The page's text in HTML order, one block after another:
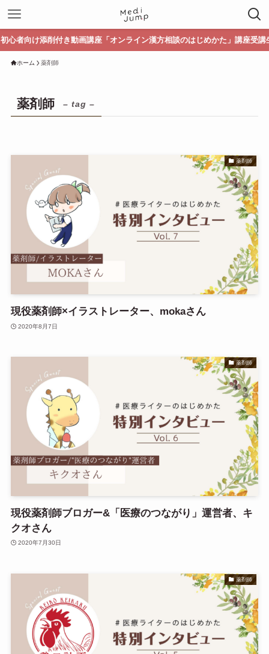
削付き動画講座「オンライン漢方相談のはじめかた」講座受講生募集中！
ホーム 薬剤師
薬剤師 – tag –
薬剤師
現役薬剤師×イラストレーター、mokaさん
2020年8月7日
薬剤師
現役薬剤師ブロガー&「医療のつながり」運営者、キ
クオさん
2020年7月30日
薬剤師